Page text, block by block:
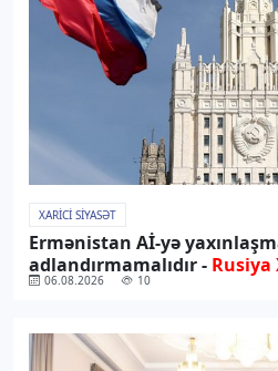
XARICI SIYASƏT
Ermənistan Aİ-yə
adlandırmamalıdır - Rusiya
06.08.2026 10